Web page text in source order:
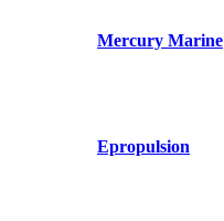
Mercury Marine
Epropulsion